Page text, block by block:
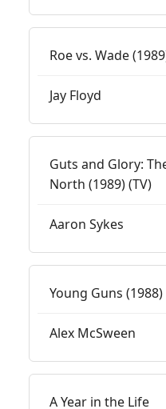
Roe vs. Wade
Jay Floyd
Guts and Glory:
North (1989) (TV)
Aaron Sykes
Young Guns (1988)
Alex McSween
A Year in the Life